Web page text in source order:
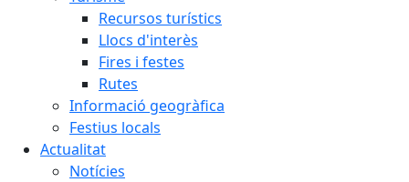
Recursos turístics
Llocs d'interès
Fires i festes
Rutes
Informació geogràfica
Festius locals
Actualitat
Notícies